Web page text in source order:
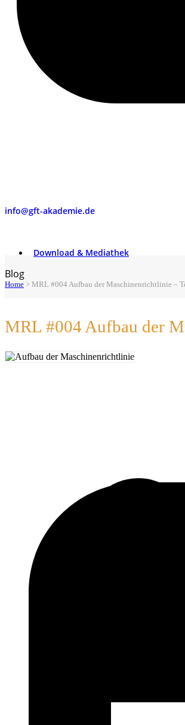
info@gft-akademie.de
Download & Mediathek
Blog
Home > MRL #004 Aufbau der Maschinenrichtlinie –
MRL #004 Aufbau der